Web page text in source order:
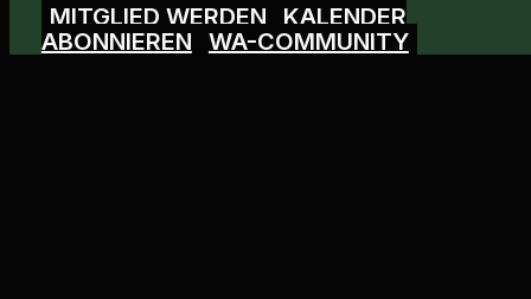
MITGLIED WERDEN
KALENDER
ABONNIEREN
WA-COMMUNITY